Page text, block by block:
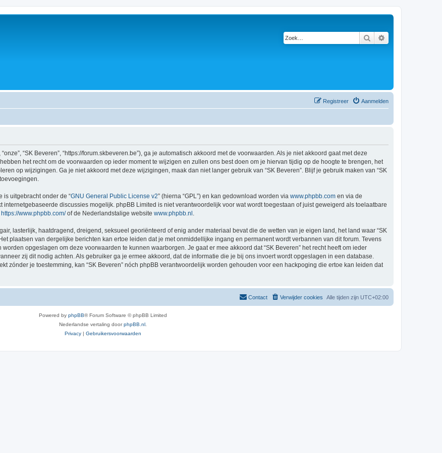
Zoek
Aanmelden
Registreer
“SK Beveren”, “https://forum.skbeveren.be”), ga je automatisch akkoord met de voorwaarden. Als je niet akkoord gaat met deze
het recht om de voorwaarden op ieder moment te wijzigen en zullen ons best doen om je hiervan tijdig op de hoogte te brengen, het
op wijzigingen. Ga je niet akkoord met deze wijzigingen, maak dan niet langer gebruik van “SK Beveren”. Blijf je gebruik maken van “SK
is uitgebracht onder de “GNU General Public License v2” (hierna “GPL”) en kan gedownload worden via www.phpbb.com en via de
internetgebaseerde discussies mogelijk. phpBB Limited is niet verantwoordelijk voor wat wordt toegestaan of juist geweigerd als toelaatbare
https://www.phpbb.com/of de Nederlandstalige website www.phpbb.nl .
lasterlijk, haatdragend, dreigend, seksueel georiënteerd of enig ander materiaal bevat die de wetten van je eigen land, het land waar “SK
plaatsen van dergelijke berichten kan ertoe leiden dat je met onmiddellijke ingang en permanent wordt verbannen van dit forum. Tevens
opgeslagen om deze voorwaarden te kunnen waarborgen. Je gaat er mee akkoord dat “SK Beveren” het recht heeft om ieder
zij dit nodig achten. Als gebruiker ga je ermee akkoord, dat de informatie die je bij ons invoert wordt opgeslagen in een database.
zónder je toestemming, kan “SK Beveren” nóch phpBB verantwoordelijk worden gehouden voor een hackpoging die ertoe kan leiden dat
Alle tijden zijn UTC+02:00
Verwijder cookies
Contact
Powered by phpBB® Forum Software © phpBB Limited
Nederlandse vertaling doorphpBB.nl
Privacy | Gebruikersvoorwaarden